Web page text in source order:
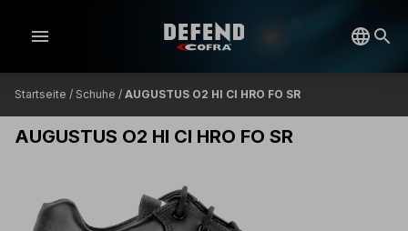
menu
Startseite / Schuhe / AUGUSTUS O2 HI CI HRO FO SR
AUGUSTUS O2 HI CI HRO FO SR